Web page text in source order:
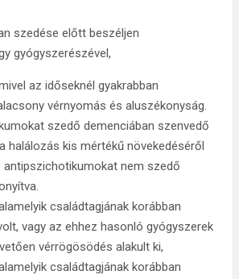
szedése előtt beszéljen
gyógyszerészével,
az időseknél gyakrabban
vérnyomás és aluszékonyság.
szedő demenciában szenvedő
halálozás kis mértékű növekedéséről
antipszichotikumokat nem szedő
családtagjának korábban
vagy az ehhez hasonló gyógyszerek
vérrögösödés alakult ki,
családtagjának korábban